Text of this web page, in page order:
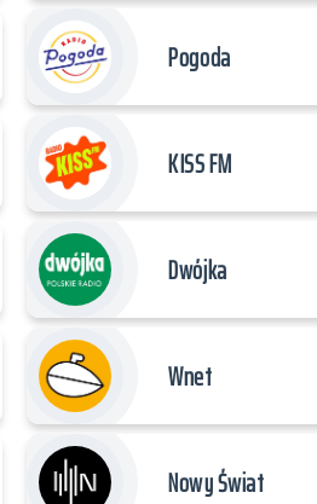
Pogoda
KISS FM
Dwójka
Wnet
Nowy Świat